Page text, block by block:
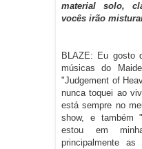
material solo,
vocês irão
BLAZE: Eu gosto
músicas do
"Judgement of
nunca toquei ao
está sempre no
show, e também
estou em
principalmente